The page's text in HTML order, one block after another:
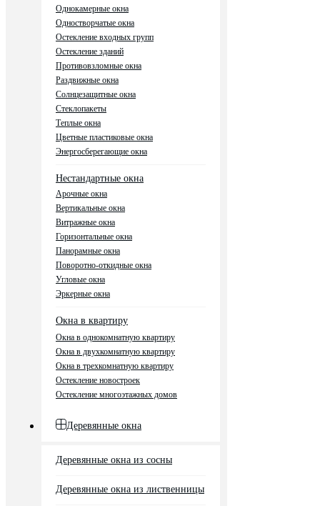
Однокамерные окна
Одностворчатые окна
Остекление входных групп
Остекление зданий
Противовзломные окна
Раздвижные окна
Солнцезащитные окна
Стеклопакеты
Теплые окна
Цветные пластиковые окна
Энергосберегающие окна
Нестандартные окна
Арочные окна
Вертикальные окна
Витражные окна
Горизонтальные окна
Панорамные окна
Поворотно-откидные окна
Угловые окна
Эркерные окна
Окна в квартиру
Окна в однокомнатную квартиру
Окна в двухкомнатную квартиру
Окна в трехкомнатную квартиру
Остекление новостроек
Остекление многоэтажных домов
Деревянные окна
Деревянные окна из сосны
Деревянные окна из лиственницы